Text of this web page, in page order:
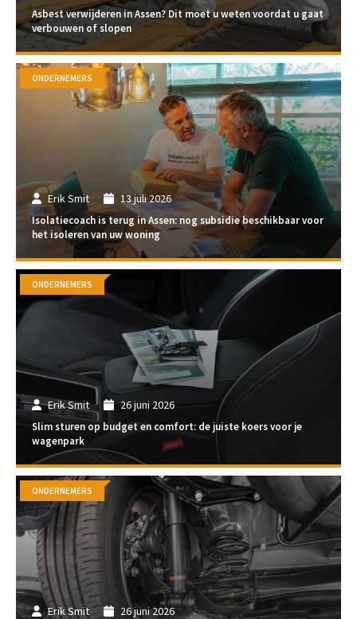
Asbest verwijderen in Assen? Dit moet u weten voordat u gaat
verbouwen of slopen
Erik Smit 13 juli 2026
Isolatiecoach is terug in Assen: nog subsidie beschikbaar voor
het isoleren van uw woning
ONDERNEMERS
Erik Smit 26 juni 2026
Slim sturen op budget en comfort: de juiste koers voor je
wagenpark
ONDERNEMERS
Erik Smit 26 juni 2026
ONDERNEMERS